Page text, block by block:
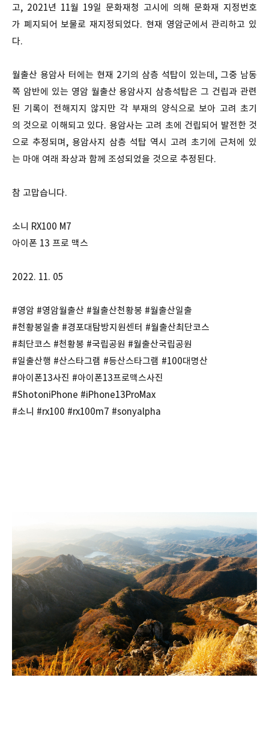
고, 2021년 11월 19일 문화재청 고시에 의해 문화재 지정번호
가 폐지되어 보물로 재지정되었다. 현재 영암군에서 관리하고 있
다.
월출산 용암사 터에는 현재 2기의 삼층 석탑이 있는데, 그중 남동
쪽 암반에 있는 영암 월출산 용암사지 삼층석탑은 그 건립과 관련
된 기록이 전해지지 않지만 각 부재의 양식으로 보아 고려 초기
의 것으로 이해되고 있다. 용암사는 고려 초에 건립되어 발전한 것
으로 추정되며, 용암사지 삼층 석탑 역시 고려 초기에 근처에 있
는 마애 여래 좌상과 함께 조성되었을 것으로 추정된다.
참 고맙습니다.
소니 RX100 M7
아이폰 13 프로 맥스
2022. 11. 05
#영암 #영암월출산 #월출산천황봉 #월출산일출
#천황봉일출 #경포대탐방지원센터 #월출산최단코스
#최단코스 #천황봉 #국립공원 #월출산국립공원
#일출산행 #산스타그램 #등산스타그램 #100대명산
#아이폰13사진 #아이폰13프로맥스사진
#ShotoniPhone #iPhone13ProMax
#소니 #rx100 #rx100m7 #sonyalpha